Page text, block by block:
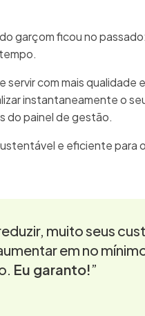
garçom ficou no
servir com mais qualidade
instantaneamente o
do painel de gestão.
e eficiente para
muito seus
em no
Eu garanto!”